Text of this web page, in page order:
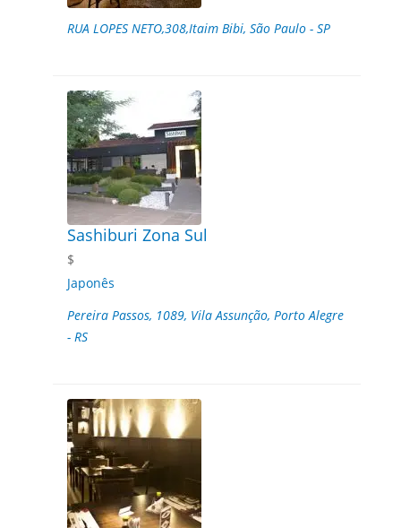
RUA LOPES NETO,308,Itaim Bibi, São Paulo - SP
Sashiburi Zona Sul
$
Japonês
Pereira Passos, 1089, Vila Assunção, Porto Alegre
- RS